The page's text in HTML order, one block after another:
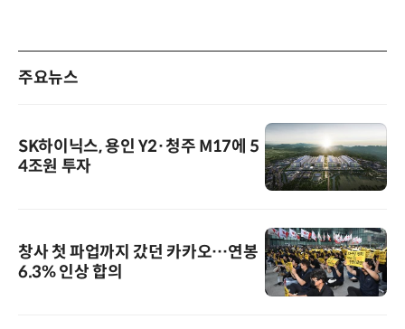
주요뉴스
SK하이닉스, 용인 Y2·청주 M17에 5
4조원 투자
창사 첫 파업까지 갔던 카카오…연봉
6.3% 인상 합의